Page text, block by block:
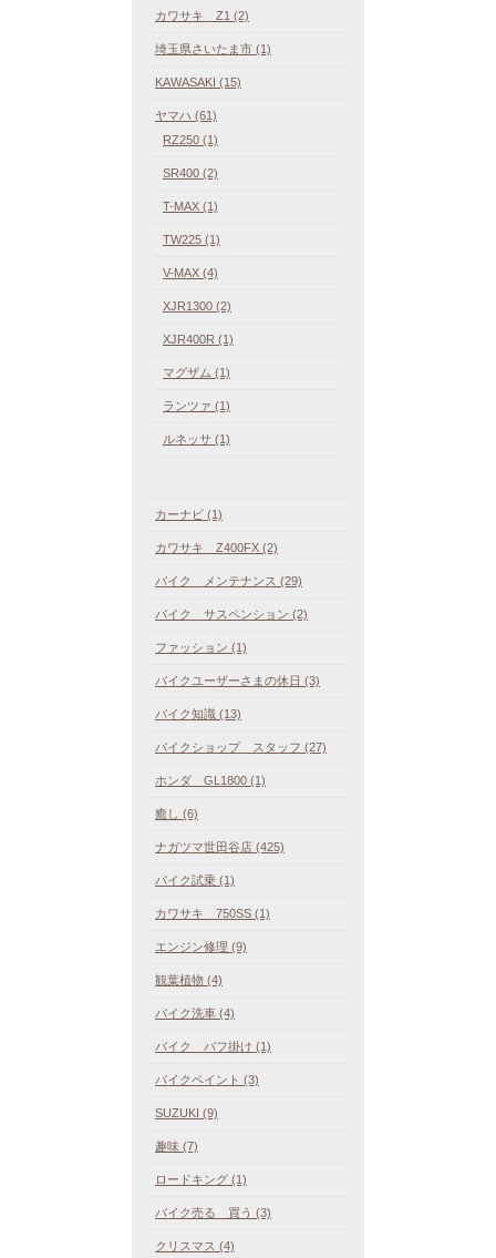
カワサキ Z1 (2)
埼玉県さいたま市 (1)
KAWASAKI (15)
ヤマハ (61)
RZ250 (1)
SR400 (2)
T-MAX (1)
TW225 (1)
V-MAX (4)
XJR1300 (2)
XJR400R (1)
マグザム (1)
ランツァ (1)
ルネッサ (1)
カーナビ (1)
カワサキ Z400FX (2)
バイク メンテナンス (29)
バイク サスペンション (2)
ファッション (1)
バイクユーザーさまの休日 (3)
バイク知識 (13)
バイクショップ スタッフ (27)
ホンダ GL1800 (1)
癒し (6)
ナガツマ世田谷店 (425)
バイク試乗 (1)
カワサキ 750SS (1)
エンジン修理 (9)
観葉植物 (4)
バイク洗車 (4)
バイク バフ掛け (1)
バイクペイント (3)
SUZUKI (9)
趣味 (7)
ロードキング (1)
バイク売る 買う (3)
クリスマス (4)